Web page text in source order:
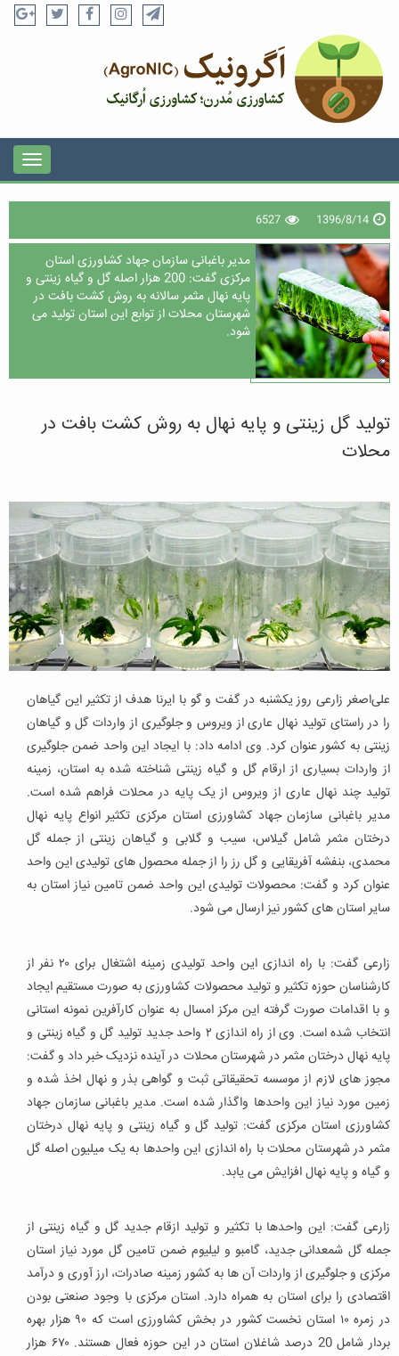
1396/8/14
6527
مدیر باغبانی سازمان جهاد کشاورزی استان
مرکزی گفت: 200 هزار اصله گل و گیاه زینتی و
پایه نهال مثمر سالانه به روش کشت بافت در
شهرستان محلات از توابع این استان تولید می
شود.
تولید گل زینتی و پایه نهال به روش کشت بافت در
محلات
علی‌اصغر زارعی روز یکشنبه در گفت و گو با ایرنا هدف از تکثیر این گیاهان
را در راستای تولید نهال عاری از ویروس و جلوگیری از واردات گل و گیاهان
زینتی به کشور عنوان کرد. وی ادامه داد: با ایجاد این واحد ضمن جلوگیری
از واردات بسیاری از ارقام گل و گیاه زینتی شناخته شده به استان، زمینه
تولید چند نهال عاری از ویروس از یک پایه در محلات فراهم شده است.
مدیر باغبانی سازمان جهاد کشاورزی استان مرکزی تکثیر انواع پایه نهال
درختان مثمر شامل گیلاس، سیب و گلابی و گیاهان زینتی از جمله گل
محمدی، بنفشه آفریقایی و گل رز را از جمله محصول های تولیدی این واحد
عنوان کرد و گفت: محصولات تولیدی این واحد ضمن تامین نیاز استان به
سایر استان های کشور نیز ارسال می شود.
زارعی گفت: با راه اندازی این واحد تولیدی زمینه اشتغال برای ۲۰ نفر از
کارشناسان حوزه تکثیر و تولید محصولات کشاورزی به صورت مستقیم ایجاد
و با اقدامات صورت گرفته این مرکز امسال به عنوان کارآفرین نمونه استانی
انتخاب شده است. وی از راه اندازی ۲ واحد جدید تولید گل و گیاه زینتی و
پایه نهال درختان مثمر در شهرستان محلات در آینده نزدیک خبر داد و گفت:
مجوز های لازم از موسسه تحقیقاتی ثبت و گواهی بذر و نهال اخذ شده و
زمین مورد نیاز این واحدها واگذار شده است. مدیر باغبانی سازمان جهاد
کشاورزی استان مرکزی گفت: تولید گل و گیاه زینتی و پایه نهال درختان
مثمر در شهرستان محلات با راه اندازی این واحدها به یک میلیون اصله گل
و گیاه و پایه نهال افزایش می یابد.
زارعی گفت: این واحدها با تکثیر و تولید ازقام جدید گل و گیاه زینتی از
جمله گل شمعدانی جدید، گامبو و لیلیوم ضمن تامین گل مورد نیاز استان
مرکزی و جلوگیری از واردات آن ها به کشور زمینه صادرات، ارز آوری و درآمد
اقتصادی را برای استان به همراه دارد. استان مرکزی با وجود صنعتی بودن
در زمره ۱۰ استان نخست کشور در بخش کشاورزی است که ۹۰ هزار بهره
بردار شامل 20 درصد شاغلان استان در این حوزه فعال هستند. ۶۷۰ هزار